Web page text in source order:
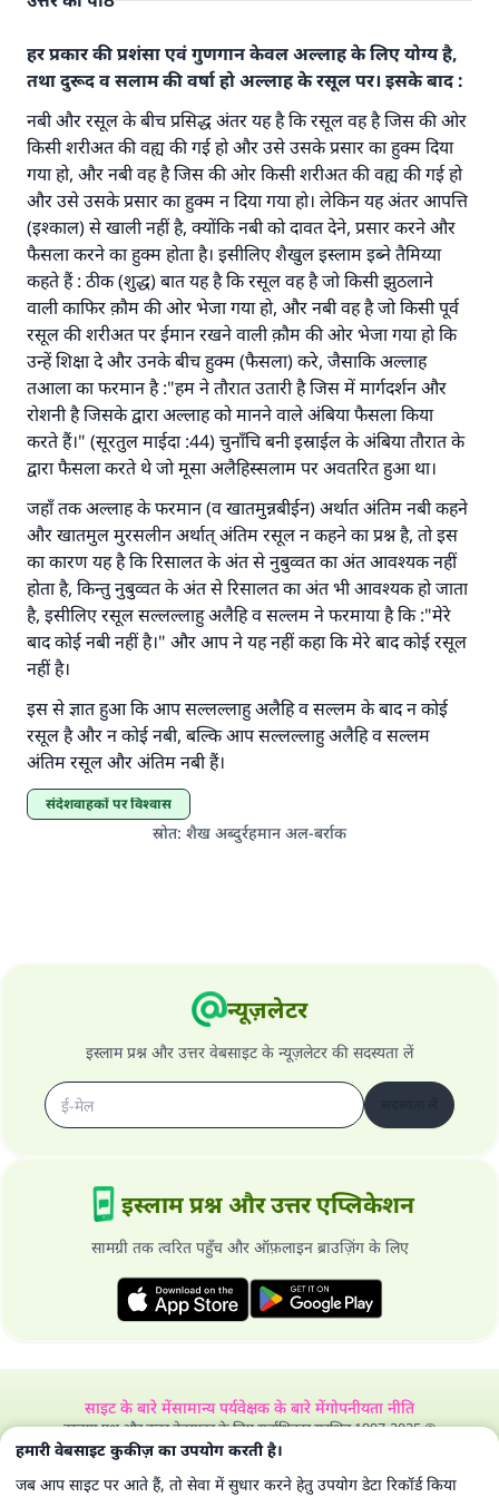
हर प्रकार की प्रशंसा एवं गुणगान केवल अल्लाह के लिए योग्य है,
तथा दुरूद व सलाम की वर्षा हो अल्लाह के रसूल पर। इसके बाद :
नबी और रसूल के बीच प्रसिद्ध अंतर यह है कि रसूल वह है जिस की ओर
किसी शरीअत की वह्य की गई हो और उसे उसके प्रसार का हुक्म दिया
गया हो, और नबी वह है जिस की ओर किसी शरीअत की वह्य की गई हो
और उसे उसके प्रसार का हुक्म न दिया गया हो। लेकिन यह अंतर आपत्ति
(इश्काल) से खाली नहीं है, क्योंकि नबी को दावत देने, प्रसार करने और
फैसला करने का हुक्म होता है। इसीलिए शैखुल इस्लाम इब्ने तैमिय्या
कहते हैं : ठीक (शुद्ध) बात यह है कि रसूल वह है जो किसी झुठलाने
वाली काफिर क़ौम की ओर भेजा गया हो, और नबी वह है जो किसी पूर्व
रसूल की शरीअत पर ईमान रखने वाली क़ौम की ओर भेजा गया हो कि
उन्हें शिक्षा दे और उनके बीच हुक्म (फैसला) करे, जैसाकि अल्लाह
तआला का फरमान है :"हम ने तौरात उतारी है जिस में मार्गदर्शन और
रोशनी है जिसके द्वारा अल्लाह को मानने वाले अंबिया फैसला किया
करते हैं।" (सूरतुल माईदा :44) चुनाँचि बनी इस्राईल के अंबिया तौरात के
द्वारा फैसला करते थे जो मूसा अलैहिस्सलाम पर अवतरित हुआ था।
जहाँ तक अल्लाह के फरमान (व खातमुन्नबीईन) अर्थात अंतिम नबी कहने
और खातमुल मुरसलीन अर्थात् अंतिम रसूल न कहने का प्रश्न है, तो इस
का कारण यह है कि रिसालत के अंत से नुबुव्वत का अंत आवश्यक नहीं
होता है, किन्तु नुबुव्वत के अंत से रिसालत का अंत भी आवश्यक हो जाता
है, इसीलिए रसूल सल्लल्लाहु अलैहि व सल्लम ने फरमाया है कि :"मेरे
बाद कोई नबी नहीं है।" और आप ने यह नहीं कहा कि मेरे बाद कोई रसूल
नहीं है।
इस से ज्ञात हुआ कि आप सल्लल्लाहु अलैहि व सल्लम के बाद न कोई
रसूल है और न कोई नबी, बल्कि आप सल्लल्लाहु अलैहि व सल्लम
अंतिम रसूल और अंतिम नबी हैं।
संदेशवाहकों पर विश्वास
स्रोत: शैख अब्दुर्रहमान अल-बर्राक
न्यूज़लेटर
इस्लाम प्रश्न और उत्तर वेबसाइट के न्यूज़लेटर की सदस्यता लें
इस्लाम प्रश्न और उत्तर एप्लिकेशन
सामग्री तक त्वरित पहुँच और ऑफ़लाइन ब्राउज़िंग के लिए
साइट के बारे मेंसामान्य पर्यवेक्षक के बारे मेंगोपनीयता नीति
इस्लाम प्रश्न और उत्तर वेबसाइट के लिए सर्वाधिकार सुरक्षित 1997-2025 ©
उत्तर संख्या 110845 ने एक शादी बचाई।.
उम्मत के प्रश्नों का उत्तर देने में हमारी सहायता करें
अल्लाह के रसूल सल्लल्लाहु अलैहि व सल्लम ने फरमाया :
'जो व्यक्ति भलाई का मार्ग दर्शाए, उसके लिए उस भलाई के
करने वाले के समान प्रतिफल है।''
(मुस्लिम : 1893).
हमारी वेबसाइट कुकीज़ का उपयोग करती है।
जब आप साइट पर आते हैं, तो सेवा में सुधार करने हेतु उपयोग डेटा रिकॉर्ड किया